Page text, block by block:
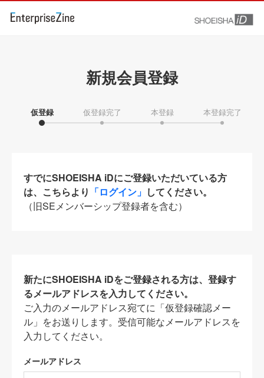
新規会員登録
仮登録 仮登録完了 本登録 本登録完了
すでにSHOEISHA iDにご登録いただいている方
は、こちらより 「ログイン」 してください。
（旧SEメンバーシップ登録者を含む）
新たにSHOEISHA iDをご登録される方は、登録す
るメールアドレスを入力してください。
ご入力のメールアドレス宛てに「仮登録確認メー
ル」をお送りします。受信可能なメールアドレスを
入力してください。
メールアドレス